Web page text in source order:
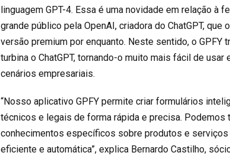
linguagem GPT-4. Essa é uma novidade em relação à
grande público pela OpenAI, criadora do ChatGPT, que
versão premium por enquanto. Neste sentido, o GPFY
turbina o ChatGPT, tornando-o muito mais fácil de
cenários empresariais.
“Nosso aplicativo GPFY permite criar formulários
técnicos e legais de forma rápida e precisa. Podemos
conhecimentos específicos sobre produtos e
eficiente e automática”, explica Bernardo Castilho,